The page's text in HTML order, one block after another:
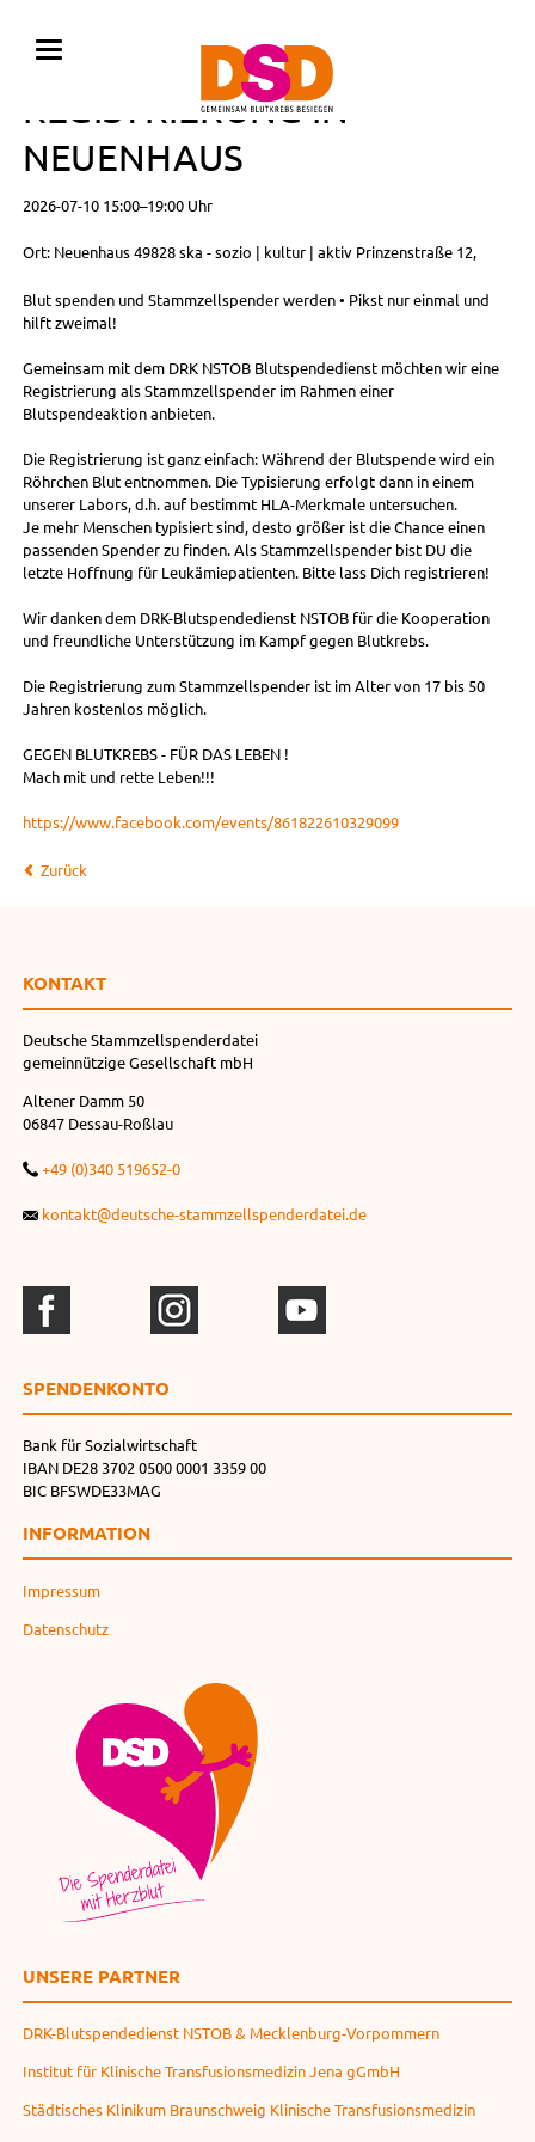
BLUTSPENDE MIT
REGISTRIERUNG IN
NEUENHAUS
2026-07-10 15:00–19:00 Uhr
Ort: Neuenhaus 49828 ska - sozio | kultur | aktiv Prinzenstraße 12,
Blut spenden und Stammzellspender werden • Pikst nur einmal und
hilft zweimal!
Gemeinsam mit dem DRK NSTOB Blutspendedienst möchten wir eine
Registrierung als Stammzellspender im Rahmen einer
Blutspendeaktion anbieten.
Die Registrierung ist ganz einfach: Während der Blutspende wird ein
Röhrchen Blut entnommen. Die Typisierung erfolgt dann in einem
unserer Labors, d.h. auf bestimmt HLA-Merkmale untersuchen.
Je mehr Menschen typisiert sind, desto größer ist die Chance einen
passenden Spender zu finden. Als Stammzellspender bist DU die
letzte Hoffnung für Leukämiepatienten. Bitte lass Dich registrieren!
Wir danken dem DRK-Blutspendedienst NSTOB für die Kooperation
und freundliche Unterstützung im Kampf gegen Blutkrebs.
Die Registrierung zum Stammzellspender ist im Alter von 17 bis 50
Jahren kostenlos möglich.
GEGEN BLUTKREBS - FÜR DAS LEBEN !
Mach mit und rette Leben!!!
https://www.facebook.com/events/861822610329099
Zurück
KONTAKT
Deutsche Stammzellspenderdatei
gemeinnützige Gesellschaft mbH
Altener Damm 50
06847 Dessau-Roßlau
+49 (0)340 519652-0
kontakt@deutsche-stammzellspenderdatei.de
SPENDEN­KONTO
Bank für Sozialwirtschaft
IBAN DE28 3702 0500 0001 3359 00
BIC BFSWDE33MAG
INFORMATION
Impressum
Datenschutz
UNSERE PARTNER
DRK-Blutspendedienst NSTOB & Mecklenburg-Vorpommern
Institut für Klinische Transfusionsmedizin Jena gGmbH
Städtisches Klinikum Braunschweig Klinische Transfusionsmedizin